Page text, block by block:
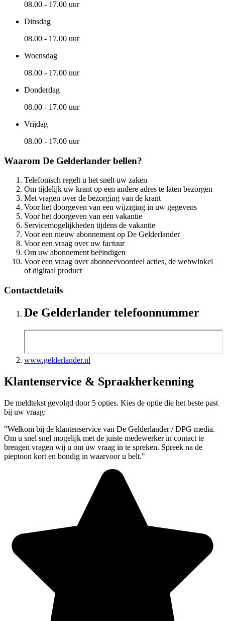
08.00 - 17.00 uur
Dinsdag
08.00 - 17.00 uur
Woensdag
08.00 - 17.00 uur
Donderdag
08.00 - 17.00 uur
Vrijdag
08.00 - 17.00 uur
Waarom De Gelderlander bellen?
Telefonisch regelt u het snelt uw zaken
Om tijdelijk uw krant op een andere adres te laten bezorgen
Met vragen over de bezorging van de krant
Voor het doorgeven van een wijziging in uw gegevens
Voor het doorgeven van een vakantie
Servicemogelijkheden tijdens de vakantie
Voor een nieuw abonnement op De Gelderlander
Voor een vraag over uw factuur
Om uw abonnement beëindigen
Voor een vraag over abonneevoordeel acties, de webwinkel
of digitaal product
Contactdetails
De Gelderlander telefoonnummer
www.gelderlander.nl
Klantenservice & Spraakherkenning
De meldtekst gevolgd door 5 opties. Kies de optie die het beste past
bij uw vraag:
"Welkom bij de klantenservice van De Gelderlander / DPG media.
Om u snel snel mogelijk met de juiste medewerker in contact te
brengen vragen wij u om uw vraag in te spreken. Spreek na de
pieptoon kort en bondig in waarvoor u belt."